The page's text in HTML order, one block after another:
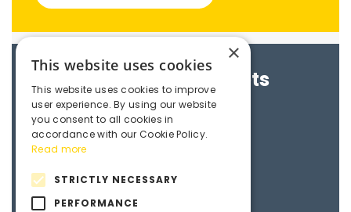
Brochures & Datasheets
Maedler e-catalogue
3D File
×
This website uses cookies
This website uses cookies to improve
user experience. By using our website
you consent to all cookies in
accordance with our Cookie Policy.
Read more
STRICTLY NECESSARY
PERFORMANCE